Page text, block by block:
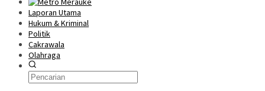
Laporan Utama
Hukum & Kriminal
Politik
Cakrawala
Olahraga